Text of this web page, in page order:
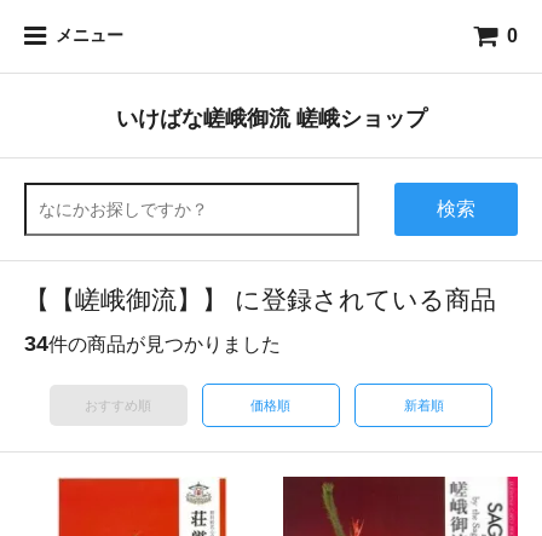
メニュー 0
いけばな嵯峨御流 嵯峨ショップ
検索
【【嵯峨御流】】 に登録されている商品
34件の商品が見つかりました
おすすめ順 価格順 新着順